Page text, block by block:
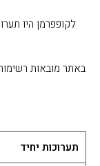
לקופפרמן היו
באתר מובאות
תערוכות יחיד